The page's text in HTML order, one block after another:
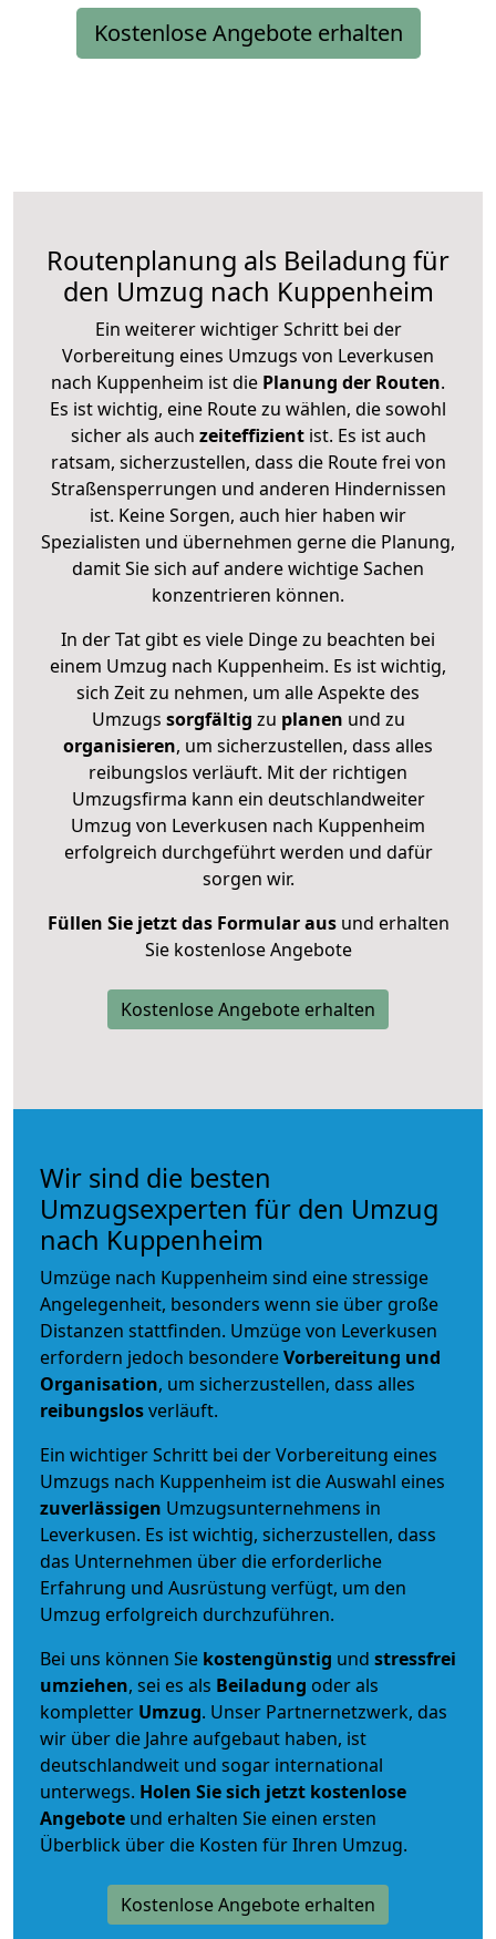
Kostenlose Angebote erhalten
Routenplanung als Beiladung für
den Umzug nach Kuppenheim
Ein weiterer wichtiger Schritt bei der
Vorbereitung eines Umzugs von Leverkusen
nach Kuppenheim ist die Planung der Routen.
Es ist wichtig, eine Route zu wählen, die sowohl
sicher als auch zeiteffizientist. Es ist auch
ratsam, sicherzustellen, dass die Route frei von
Straßensperrungen und anderen Hindernissen
ist. Keine Sorgen, auch hier haben wir
Spezialisten und übernehmen gerne die Planung,
damit Sie sich auf andere wichtige Sachen
konzentrieren können.
In der Tat gibt es viele Dinge zu beachten bei
einem Umzug nach Kuppenheim. Es ist wichtig,
sich Zeit zu nehmen, um alle Aspekte des
Umzugs sorgfältig zu planen und zu
organisieren, um sicherzustellen, dass alles
reibungslos verläuft. Mit der richtigen
Umzugsfirma kann ein deutschlandweiter
Umzug von Leverkusen nach Kuppenheim
erfolgreich durchgeführt werden und dafür
sorgen wir.
Füllen Sie jetzt das Formular ausund erhalten
Sie kostenlose Angebote
Kostenlose Angebote erhalten
Wir sind die besten
Umzugsexperten für den Umzug
nach Kuppenheim
Umzüge nach Kuppenheim sind eine stressige
Angelegenheit, besonders wenn sie über große
Distanzen stattfinden. Umzüge von Leverkusen
erfordern jedoch besondereVorbereitung und
Organisation, um sicherzustellen, dass alles
reibungslosverläuft.
Ein wichtiger Schritt bei der Vorbereitung eines
Umzugs nach Kuppenheim ist die Auswahl eines
zuverlässigen Umzugsunternehmens in
Leverkusen. Es ist wichtig, sicherzustellen, dass
das Unternehmen über die erforderliche
Erfahrung und Ausrüstung verfügt, um den
Umzug erfolgreich durchzuführen.
Bei uns können Sie kostengünstig und stressfrei
umziehen, sei es als Beiladung oder als
kompletter Umzug. Unser Partnernetzwerk, das
wir über die Jahre aufgebaut haben, ist
deutschlandweit und sogar international
unterwegs. Holen Sie sich jetzt kostenlose
Angebote und erhalten Sie einen ersten
Überblick über die Kosten für Ihren Umzug.
Kostenlose Angebote erhalten